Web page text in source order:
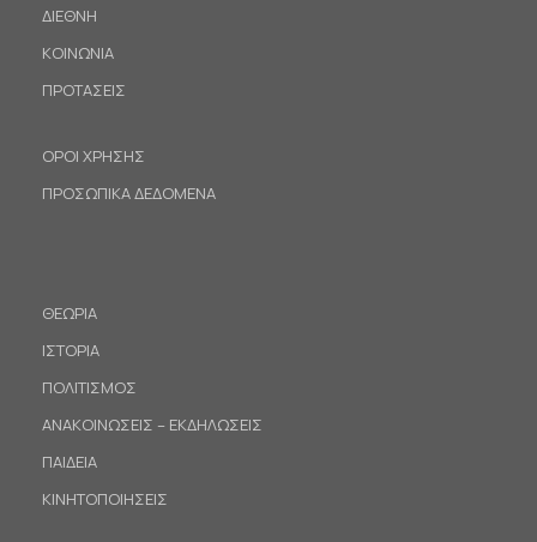
ΔΙΕΘΝΗ
ΚΟΙΝΩΝΙΑ
ΠΡΟΤΑΣΕΙΣ
ΟΡΟΙ ΧΡΗΣΗΣ
ΠΡΟΣΩΠΙΚΑ ΔΕΔΟΜΕΝΑ
ΘΕΩΡΙΑ
ΙΣΤΟΡΙΑ
ΠΟΛΙΤΙΣΜΟΣ
ΑΝΑΚΟΙΝΩΣΕΙΣ – ΕΚΔΗΛΩΣΕΙΣ
ΠΑΙΔΕΙΑ
ΚΙΝΗΤΟΠΟΙΗΣΕΙΣ